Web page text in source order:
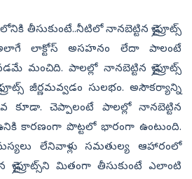
తీసుకుంటే..నీటిలో నానబెట్టిన డ్రైఫ్రూట్స్‌
లాక్టోస్‌ అసహనం లేదా పాలంటే
మంచిది. పాలల్లో నానబెట్టిన డ్రైఫ్రూట్స్‌
జీర్ణమవ్వడం సులభం. అసౌకర్యాన్ని
కూడా. చెప్పాలంటే పాలల్లో నానబెట్టిన
కారణంగా పొట్టలో భారంగా ఉంటుంది.
లేనివాళ్లు సమతుల్య ఆహారంలో
మితంగా తీసుకుంటే ఎలాంటి